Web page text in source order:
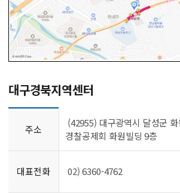
대구경북지역센터
주소
(42955) 대구광역시 달성군
경찰공제회 화원빌딩 9층
대표전화 02) 6360-4762